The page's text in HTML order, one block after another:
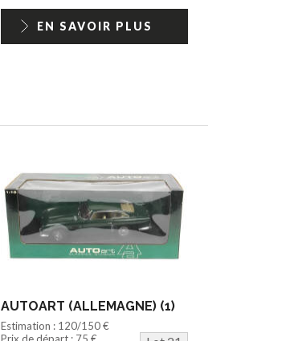
EN SAVOIR PLUS
AUTOART (ALLEMAGNE) (1)
Estimation : 120/150 €
Prix de départ : 75 €